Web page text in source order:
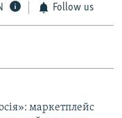
Follow us
маркетплейс